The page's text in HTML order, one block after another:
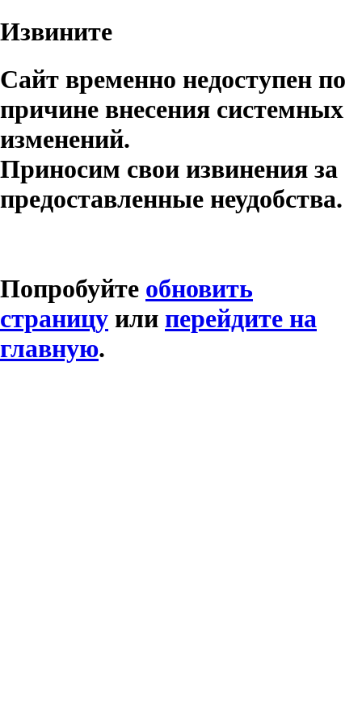
Извините
Сайт временно недоступен по
причине внесения системных
изменений.
Приносим свои извинения за
предоставленные неудобства.
Попробуйте обновить
страницу или перейдите на
главную.